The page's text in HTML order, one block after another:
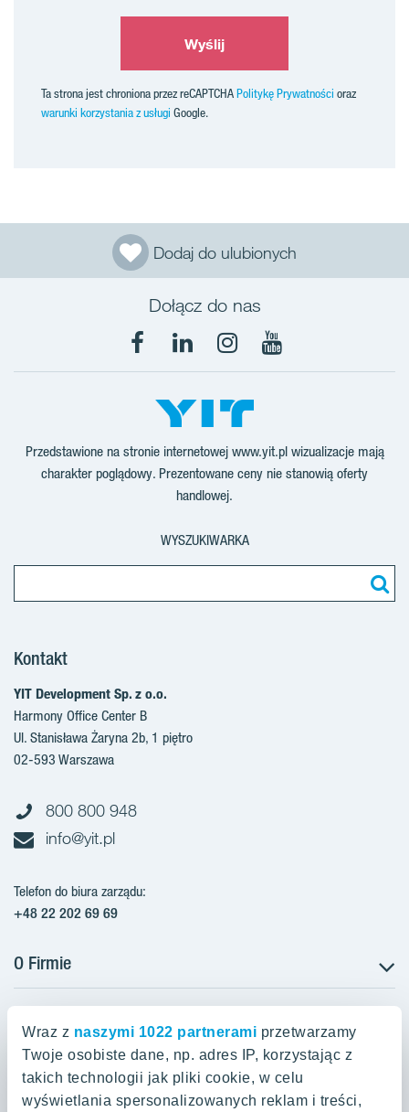
Wraz z naszymi 1022 partnerami przetwarzamy
Twoje osobiste dane, np. adres IP, korzystając z
takich technologii jak pliki cookie, w celu
wyświetlania spersonalizowanych reklam i treści,
Dodaj do ulubionych
Wyślij
Ta strona jest chroniona przez reCAPTCHAPolitykę Prywatności oraz
warunki korzystania z usługi Google.
Dołącz do nas
Facebook
LinkedInInstagram
YouTube
Przedstawione na stronie internetowej www.yit.pl wizualizacje mają
charakter poglądowy. Prezentowane ceny nie stanowią oferty
handlowej.
WYSZUKIWARKA
Kontakt
YIT Development Sp. z o.o.
Harmony Office Center B
Ul. Stanisława Żaryna 2b, 1 piętro
02-593 Warszawa
800 800 948
info@yit.pl
Telefon do biura zarządu:
+48 22 202 69 69
O Firmie
Projekty w przygotowaniu
Projekty zrealizowane
Aktualności
Zakup gruntów
Projekty w Polsce
Aroma Park Lofty Warszawa
Talarowa Park Warszawa
Oferty mieszkaniowe Warszawa